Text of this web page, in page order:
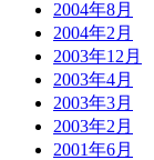
2004年8月
2004年2月
2003年12月
2003年4月
2003年3月
2003年2月
2001年6月